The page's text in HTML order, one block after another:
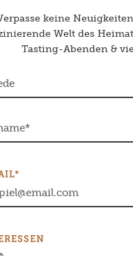
keine
Welt des
Tasting-Abenden &